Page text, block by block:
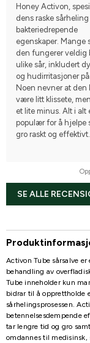
Honey Activon,
dens raske sårheling
bakteriedrepende
egenskaper. Mange
den fungerer veldig
ulike sår, inkludert
og hudirritasjoner på
Noen nevner at den
være litt klissete,
et lite minus. Alt i alt
populær for å hjelpe
gro raskt og effektivt.
SE ALLE
Activon Tube sårsalve
behandling av
Tube inneholder kun
bidrar til å opprettholde
sårhelingsprosessen.
betennelsesdempende
tar lengre tid og gro
omdannes til